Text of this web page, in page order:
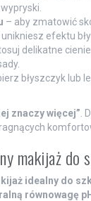
– aby zmatowić
efektu
delikatne
błyszczyk lub
znaczy więcej” .
makijaż do
idealny do
równowagę